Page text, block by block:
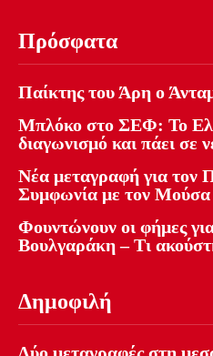
Πρόσφατα
Παίκτης του Άρη ο
Μπλόκο στο ΣΕΦ: Το
διαγωνισμό και πάει σε
Νέα μεταγραφή για τον
Συμφωνία με τον Μούσα
Φουντώνουν οι φήμες
Βουλγαράκη – Τι
Δημοφιλή